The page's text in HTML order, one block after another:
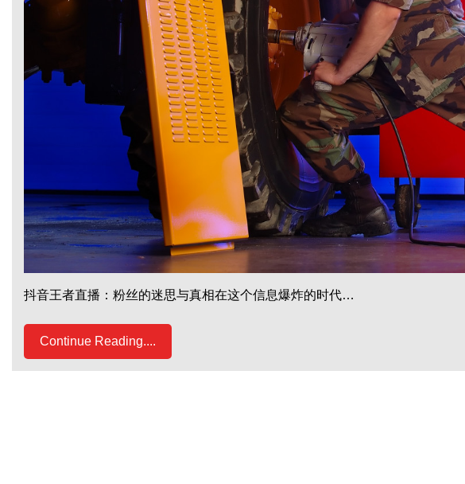
抖音王者直播：粉丝的迷思与真相在这个信息爆炸的时代…
Continue Reading....